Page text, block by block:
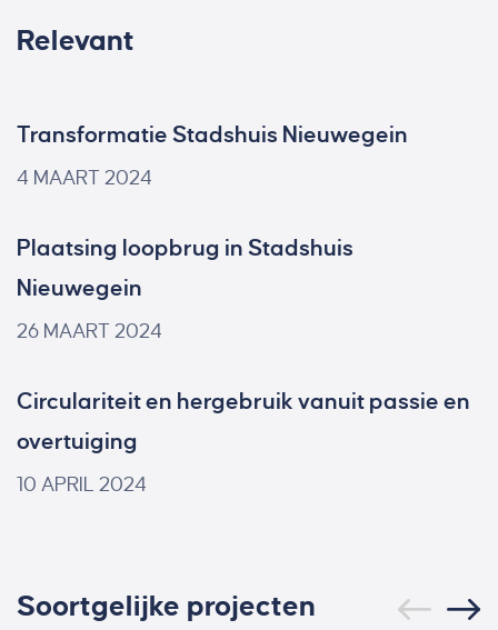
Relevant
Transformatie Stadshuis Nieuwegein
4 MAART 2024
Plaatsing loopbrug in Stadshuis
Nieuwegein
26 MAART 2024
Circulariteit en hergebruik vanuit passie en
overtuiging
10 APRIL 2024
Soortgelijke projecten